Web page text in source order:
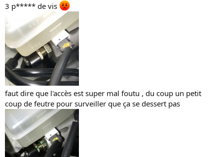
3 p***** de vis
faut dire que l'accès est super mal foutu , du coup un petit
coup de feutre pour surveiller que ça se dessert pas